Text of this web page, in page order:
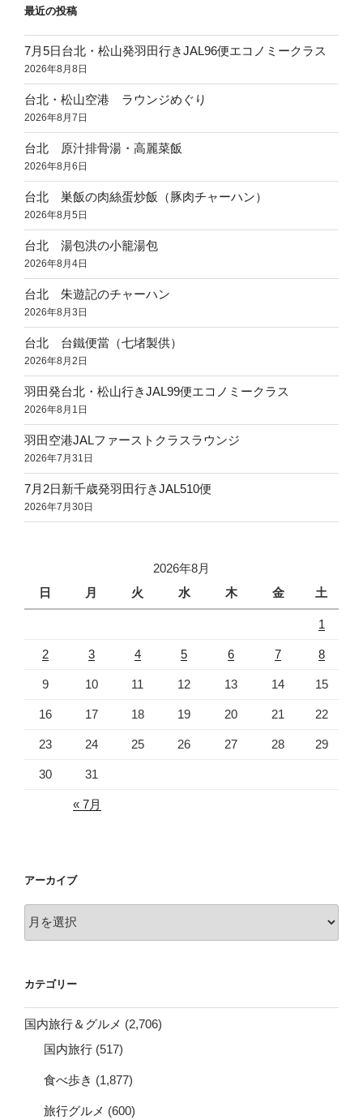
最近の投稿
7月5日台北・松山発羽田行きJAL96便エコノミークラス
2026年8月8日
台北・松山空港 ラウンジめぐり
2026年8月7日
台北 原汁排骨湯・高麗菜飯
2026年8月6日
台北 巣飯の肉絲蛋炒飯（豚肉チャーハン）
2026年8月5日
台北 湯包洪の小籠湯包
2026年8月4日
台北 朱遊記のチャーハン
2026年8月3日
台北 台鐵便當（七堵製供）
2026年8月2日
羽田発台北・松山行きJAL99便エコノミークラス
2026年8月1日
羽田空港JALファーストクラスラウンジ
2026年7月31日
7月2日新千歳発羽田行きJAL510便
2026年7月30日
2026年8月
日
月 火 水 木 金 土
1
2 3 4 5 6 7 8
9 10 11 12 13 14 15
16 17 18 19 20 21 22
23 24 25 26 27 28 29
30 31
« 7月
アーカイブ
ー
ブ
カテゴリー
国内旅行＆グルメ (2,706)
国内旅行 (517)
食べ歩き (1,877)
旅行グルメ (600)